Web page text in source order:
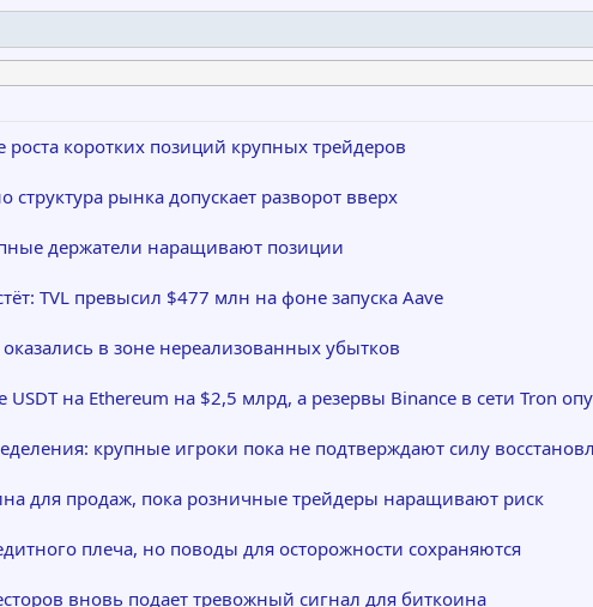
коротких позиций крупных трейдеров
рынка допускает разворот вверх
держатели наращивают позиции
TVL превысил $477 млн на фоне запуска Aave
в зоне нереализованных убытков
USDT на Ethereum на $2,5 млрд, а резервы Binance в сети Tron
крупные игроки пока не подтверждают силу
для продаж, пока розничные трейдеры наращивают риск
плеча, но поводы для осторожности сохраняются
вновь подает тревожный сигнал для биткоина